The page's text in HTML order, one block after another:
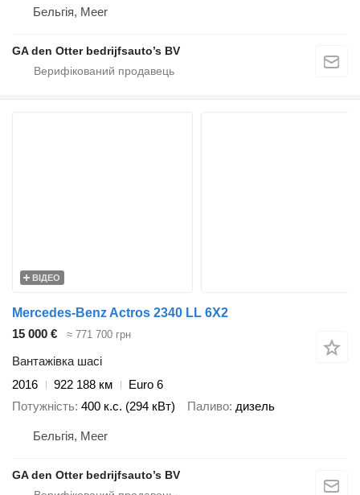
Бельгія, Meer
GA den Otter bedrijfsauto’s BV
ВІДЕО
Mercedes-Benz Actros 2340 LL 6X2
15 000 €
≈ 771 700 грн
Вантажівка шасі
2016
922 188 км
Euro 6
Потужність 400 к.с. (294 кВт) Паливо дизель
Бельгія, Meer
GA den Otter bedrijfsauto’s BV